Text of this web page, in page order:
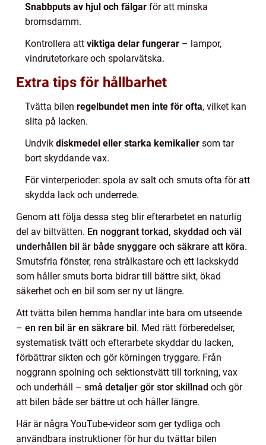
Snabbputs av hjul och fälgar för att minska
bromsdamm.
Kontrollera att viktiga delar fungerar – lampor,
vindrutetorkare och spolarvätska.
Extra tips för hållbarhet
Tvätta bilen regelbundet men inte för ofta, vilket kan
slita på lacken.
Undvik diskmedel eller starka kemikalier som tar
bort skyddande vax.
För vinterperioder: spola av salt och smuts ofta för att
skydda lack och underrede.
Genom att följa dessa steg blir efterarbetet en naturlig
del av biltvätten. En noggrant torkad, skyddad och väl
underhållen bil är både snyggare och säkrare att köra.
Smutsfria fönster, rena strålkastare och ett lackskydd
som håller smuts borta bidrar till bättre sikt, ökad
säkerhet och en bil som ser ny ut längre.
Att tvätta bilen hemma handlar inte bara om utseende
– en ren bil är en säkrare bil. Med rätt förberedelser,
systematisk tvätt och efterarbete skyddar du lacken,
förbättrar sikten och gör körningen tryggare. Från
noggrann spolning och sektionstvätt till torkning, vax
och underhåll – små detaljer gör stor skillnad och gör
att bilen både ser bättre ut och håller längre.
Här är några YouTube-videor som ger tydliga och
användbara instruktioner för hur du tvättar bilen